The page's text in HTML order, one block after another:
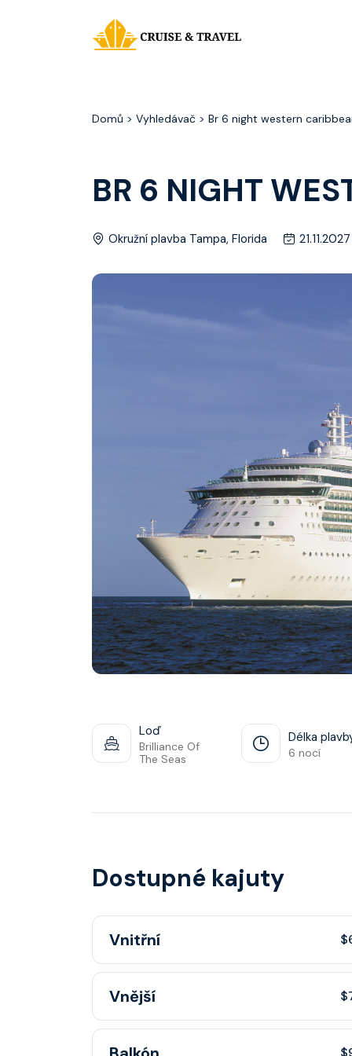
Domů > Vyhledávač > Br 6 night western
BR 6 NIGHT
Okružní plavba Tampa, Florida 21.11.2027
Loď
Brilliance Of
The Seas
Délka
6 nocí
Dostupné kajuty
Vnitřní
Vnitřní kajuta poskytuje pohovku, fén,
sprchou, šatnu, nastavitelnou klimatizaci,
telefon, noční stolky, trezor.
Vnější
Vnější kajuta s oknem poskytuje pohovku,